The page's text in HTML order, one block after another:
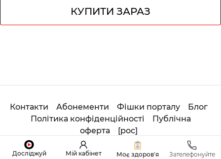
Досліджуй Мій кабінет Моє здоров'я
Зателефонуйте
КУПИТИ ЗАРАЗ
Контакти Абонементи Фішки порталу
Блог
Політика конфіденційності
Публічна
оферта
[рос]
© 2020 СтудіяОНЛАЙН ADHOYOGA. All Rights